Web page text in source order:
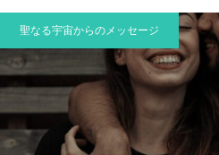
聖なる宇宙からのメッセージ